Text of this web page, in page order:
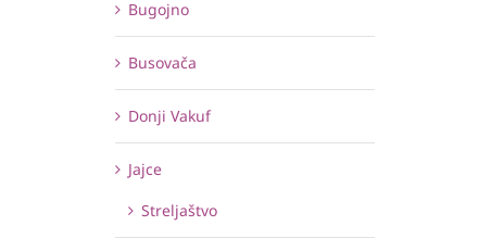
Bugojno
Busovača
Donji Vakuf
Jajce
Streljaštvo